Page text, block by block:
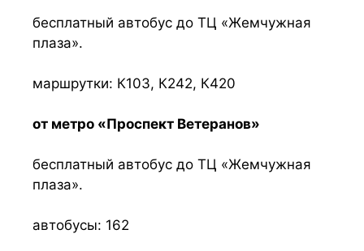
бесплатный автобус до ТЦ «Жемчужная
плаза».
маршрутки: К103, К242, К420
от метро «Проспект Ветеранов»
бесплатный автобус до ТЦ «Жемчужная
плаза».
автобусы: 162